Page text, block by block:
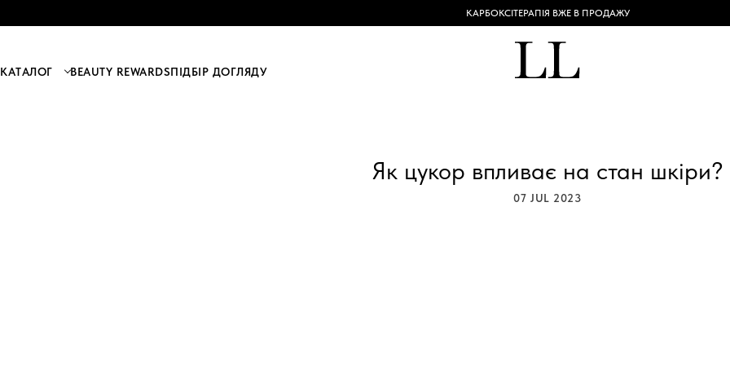
КАРБОКСІТЕРАПІЯ ВЖЕ В ПРОДАЖУ
КАТАЛОГ BEAUTY REWARDSПІДБІР ДОГЛЯДУ
Як цукор впливає на стан шкіри?
07 JUL 2023